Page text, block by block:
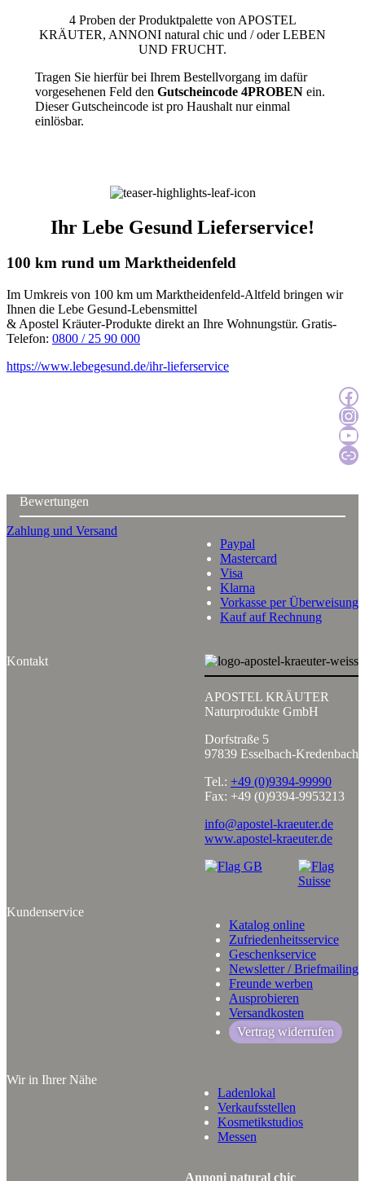
4 Proben der Produktpalette von APOSTEL
KRÄUTER, ANNONI natural chic und / oder LEBEN
UND FRUCHT.
Tragen Sie hierfür bei Ihrem Bestellvorgang im dafür
vorgesehenen Feld den Gutscheincode 4PROBENein.
Dieser Gutscheincode ist pro Haushalt nur einmal
einlösbar.
Ihr Lebe Gesund Lieferservice!
100 km rund um Marktheidenfeld
Im Umkreis von 100 km um Marktheidenfeld-Altfeld bringen wir
Ihnen die Lebe Gesund-Lebensmittel
& Apostel Kräuter-Produkte direkt an Ihre Wohnungstür. Gratis-
Telefon: 0800 / 25 90 000
https://www.lebegesund.de/ihr-lieferservice
Zur
Zur
Zum
Bewertungen
Zahlung und Versand
Paypal
Mastercard
Visa
Klarna
Vorkasse per Überweisung
Kauf auf Rechnung
Kontakt
APOSTEL KRÄUTER
Naturprodukte GmbH
Dorfstraße 5
97839 Esselbach-Kredenbach
Tel.: +49 (0)9394-99990
Fax: +49 (0)9394-9953213
info@apostel-kraeuter.de
www.apostel-kraeuter.de
Kundenservice
Katalog online
Zufriedenheitsservice
Geschenkservice
Newsletter / Briefmailing
Freunde werben
Ausprobieren
Versandkosten
Vertrag widerrufen
Wir in Ihrer Nähe
Ladenlokal
Verkaufsstellen
Kosmetikstudios
Messen
Annoni natural chic